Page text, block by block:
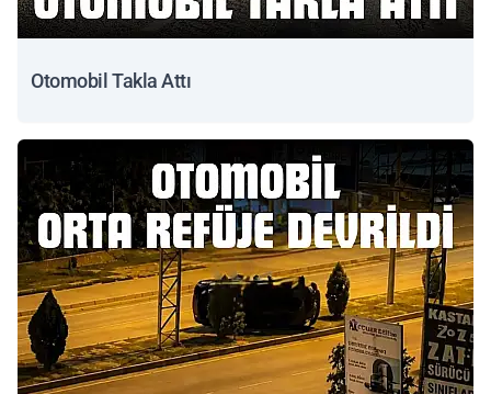
Otomobil Takla Attı